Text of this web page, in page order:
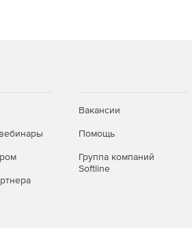
Вакансии
Помощь
Группа компаний
Softline